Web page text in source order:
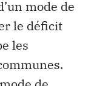
mode de
le déficit
les